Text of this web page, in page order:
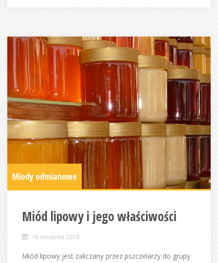
Miody odmianowe
Miód lipowy i jego właściwości
16 sierpnia 2018
Miód lipowy jest zaliczany przez pszczelarzy do grupy